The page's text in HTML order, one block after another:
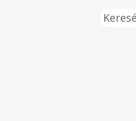
Keresés